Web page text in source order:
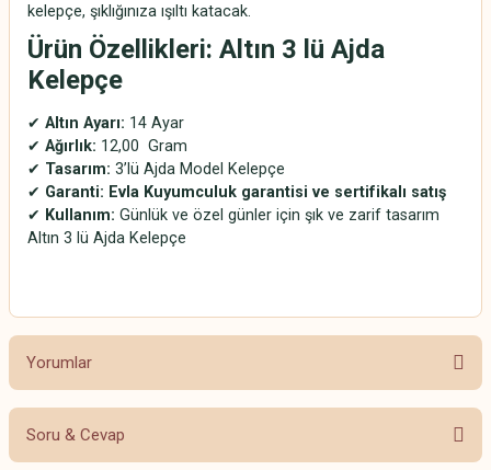
kelepçe, şıklığınıza ışıltı katacak.
Ürün Özellikleri: Altın 3 lü Ajda
Kelepçe
✔ Altın Ayarı: 14 Ayar
✔ Ağırlık: 12,00 Gram
✔ Tasarım: 3’lü Ajda Model Kelepçe
✔ Garanti: Evla Kuyumculuk garantisi ve sertifikalı satış
✔ Kullanım: Günlük ve özel günler için şık ve zarif tasarım
Altın 3 lü Ajda Kelepçe
Yorumlar
Bu ürüne ilk yorumu siz yapın!
Soru & Cevap